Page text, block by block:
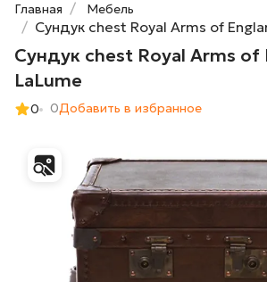
Главная Мебель
Сундук chest Royal Arms of
Сундук chest Royal Arms of
LaLume
0 0Добавить в избранное